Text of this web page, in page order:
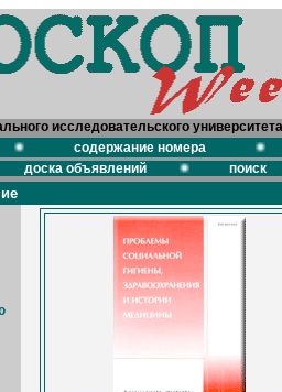
исследовательского
содержание номера
доска объявлений поиск